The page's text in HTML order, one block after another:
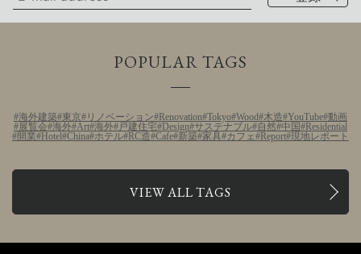
POPULAR TAGS
海外建築 東京 リノベーション Renovation Tokyo Wood 木造 YouTube 動画
展覧会 海外 Art 海外 戸建住宅 Design サステナブル 自然 中国
Residential
開業
Hotel China ホテル RC造 Cafe 新築 家具 カフェ Report 現地レポート
VIEW ALL TAGS